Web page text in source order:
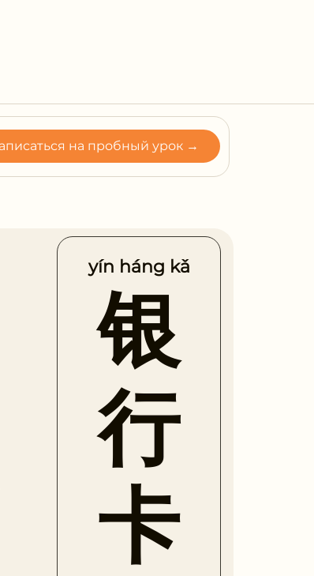
на пробный урок →
yín háng kǎ
银
行
卡